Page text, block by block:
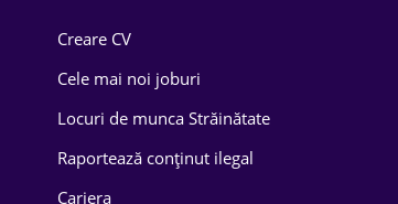
Drept
Educație / Training
Creare CV
Cele mai noi joburi
Locuri de munca Străinătate
Raportează conținut ilegal
Cariera